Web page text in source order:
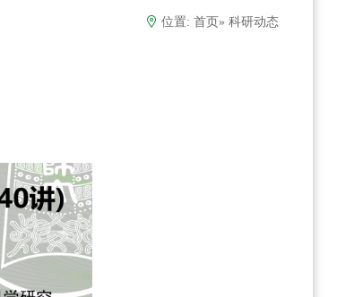
位置: 首页 » 科研动态